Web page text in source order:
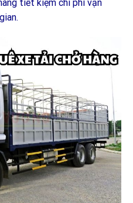
tiết kiệm chi phí vận